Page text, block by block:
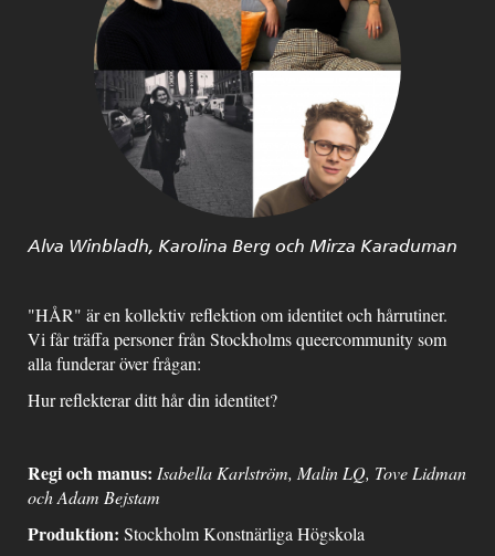
Alva Winbladh, Karolina Berg och Mirza Karaduman
"HÅR" är en kollektiv reflektion om identitet och hårrutiner.
Vi får träffa personer från Stockholms queercommunity som
alla funderar över frågan:
Hur reflekterar ditt hår din identitet?
Regi och manus: Isabella Karlström, Malin LQ, Tove Lidman
och Adam Bejstam
Produktion: Stockholm Konstnärliga Högskola